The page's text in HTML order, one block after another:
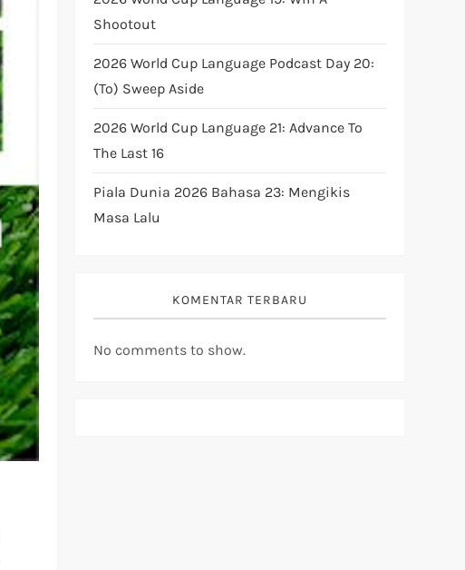
Shootout
2026 World Cup Language Podcast Day 20:
(to) Sweep Aside
2026 World Cup Language 21: Advance To
The Last 16
Piala Dunia 2026 Bahasa 23: Mengikis
Masa Lalu
KOMENTAR TERBARU
No comments to show.